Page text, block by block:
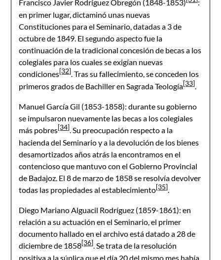
Francisco Javier Rodríguez Obregón (1848-1853)
:
en primer lugar, dictaminó unas nuevas
Constituciones para el Seminario, datadas a 3 de
octubre de 1849. El segundo aspecto fue la
continuación de la tradicional concesión de becas a los
colegiales para los cuales se exigían nuevas
condiciones[32]. Tras su fallecimiento, se conceden los
primeros grados de Bachiller en Sagrada Teología[33].
Manuel García Gil (1853-1858): durante su gobierno
se impulsaron nuevamente las becas a los colegiales
más pobres[34]. Su preocupación respecto a la
hacienda del Seminario y a la devolución de los bienes
desamortizados años atrás la encontramos en el
contencioso que mantuvo con el Gobierno Provincial
de Badajoz. El 8 de marzo de 1858 se resolvía devolver
todas las propiedades al establecimiento[35].
Diego Mariano Alguacil Rodríguez (1859-1861): en
relación a su actuación en el Seminario, el primer
documento hallado en el archivo está datado a 28 de
diciembre de 1858[36]. Se trata de la resolución
positiva a la súplica que el día 20 del mismo mes había